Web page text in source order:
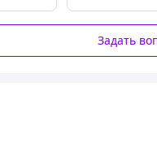
Задать